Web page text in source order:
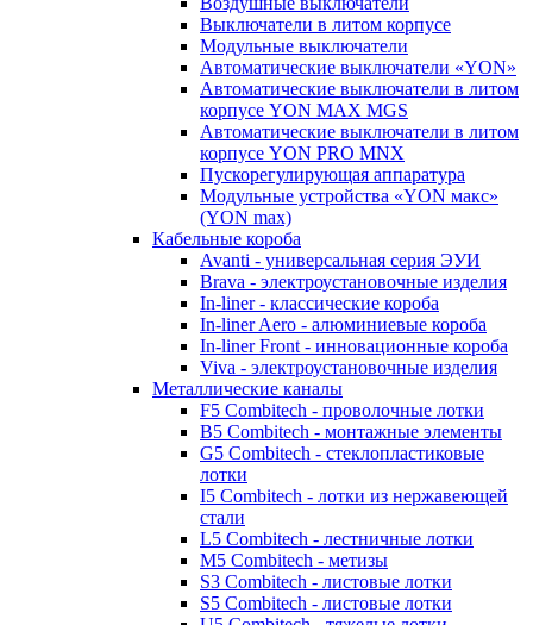
Выключатели в литом корпусе
Модульные выключатели
Автоматические выключатели «YON»
Автоматические выключатели в литом
корпусе YON MAX MGS
Автоматические выключатели в литом
корпусе YON PRO MNX
Пускорегулирующая аппаратура
Модульные устройства «YON макс»
(YON max)
Кабельные короба
Avanti - универсальная серия ЭУИ
Brava - электроустановочные изделия
In-liner - классические короба
In-liner Aero - алюминиевые короба
In-liner Front - инновационные короба
Viva - электроустановочные изделия
Металлические каналы
F5 Combitech - проволочные лотки
B5 Combitech - монтажные элементы
G5 Combitech - стеклопластиковые
лотки
I5 Combitech - лотки из нержавеющей
стали
L5 Combitech - лестничные лотки
M5 Combitech - метизы
S3 Combitech - листовые лотки
S5 Combitech - листовые лотки